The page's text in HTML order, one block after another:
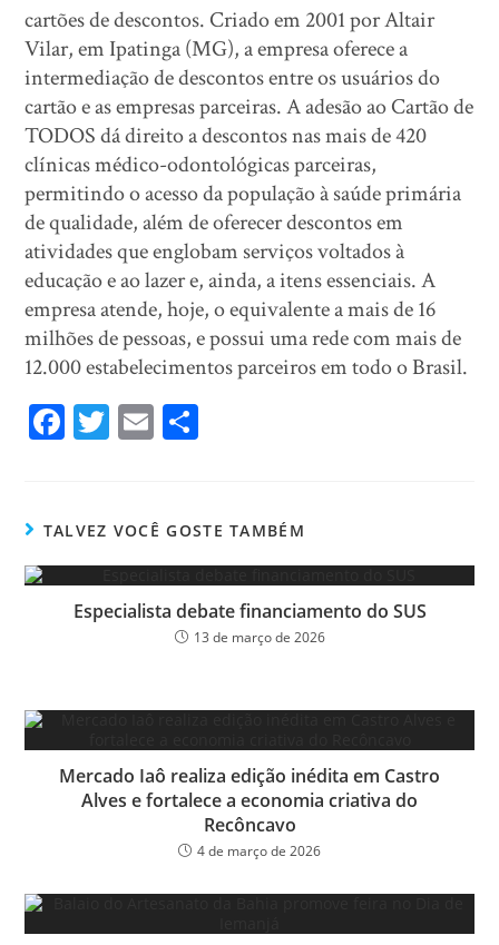
cartões de descontos. Criado em 2001 por Altair
Vilar, em Ipatinga (MG), a empresa oferece a
intermediação de descontos entre os usuários do
cartão e as empresas parceiras. A adesão ao Cartão de
TODOS dá direito a descontos nas mais de 420
clínicas médico-odontológicas parceiras,
permitindo o acesso da população à saúde primária
de qualidade, além de oferecer descontos em
atividades que englobam serviços voltados à
educação e ao lazer e, ainda, a itens essenciais. A
empresa atende, hoje, o equivalente a mais de 16
milhões de pessoas, e possui uma rede com mais de
12.000 estabelecimentos parceiros em todo o Brasil.
Fa
ok
T
er
E
TALVEZ VOCÊ GOSTE TAMBÉM
Especialista debate financiamento do SUS
13 de março de 2026
Mercado Iaô realiza edição inédita em Castro
Alves e fortalece a economia criativa do
Recôncavo
4 de março de 2026